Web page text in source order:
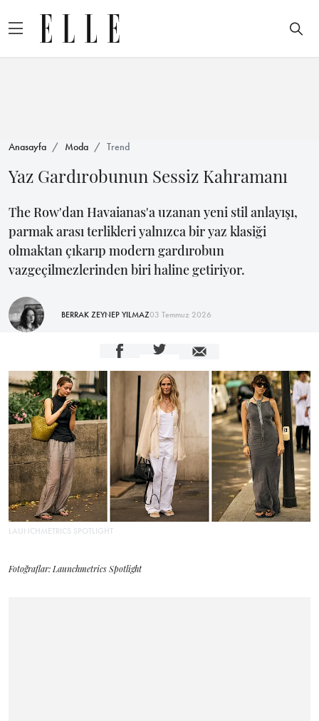
Anasayfa Moda Trend
Yaz Gardırobunun Sessiz Kahramanı
The Row'dan Havaianas'a uzanan yeni stil anlayışı,
parmak arası terlikleri yalnızca bir yaz klasiği
olmaktan çıkarıp modern gardırobun
vazgeçilmezlerinden biri haline getiriyor.
BERRAK ZEYNEP YILMAZ03 Temmuz 2026
LAUNCHMETRICS SPOTLIGHT
Fotoğraflar: Launchmetrics Spotlight